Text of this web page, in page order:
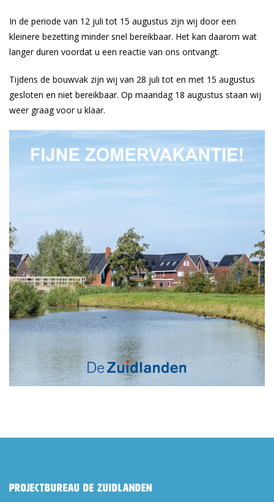
In de periode van 12 juli tot 15 augustus zijn wij door een
kleinere bezetting minder snel bereikbaar. Het kan daarom wat
langer duren voordat u een reactie van ons ontvangt.
Tijdens de bouwvak zijn wij van 28 juli tot en met 15 augustus
gesloten en niet bereikbaar. Op maandag 18 augustus staan wij
weer graag voor u klaar.
Projectbureau De Zuidlanden